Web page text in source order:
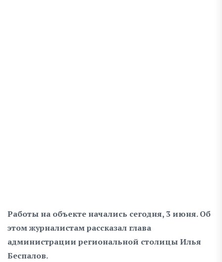
Работы на объекте начались сегодня, 3 июня. Об
этом журналистам рассказал глава
администрации региональной столицы Илья
Беспалов.